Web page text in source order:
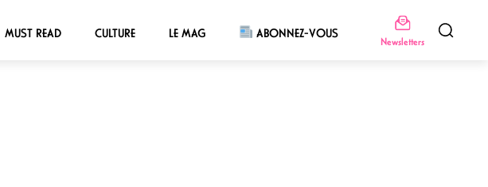
MUST READ CULTURE LE MAG ABONNEZ-VOUS
Newsletters